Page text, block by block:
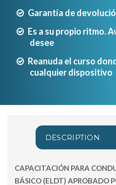
Garantía de
Es a su propio ritmo.
desee
Reanuda el curso
cualquier dispositivo
DESCRIPTION
CAPACITACIÓN PARA
BÁSICO (ELDT) APROBADO